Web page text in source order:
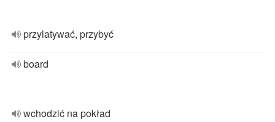
przylatywać, przybyć
board
wchodzić na pokład